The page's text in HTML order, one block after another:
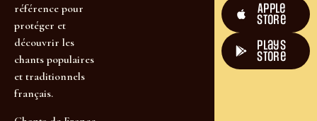
référence pour
protéger et
découvrir les
chants populaires
et traditionnels
français.
Apple
Store
plays
store